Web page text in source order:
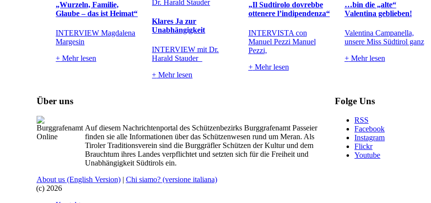
„Wurzeln, Familie,
Glaube – das ist Heimat“
INTERVIEW Magdalena
Margesin
+ Mehr lesen
Klares Ja zur
Unabhängigkeit
INTERVIEW mit Dr.
Harald Stauder
+ Mehr lesen
„Il Sudtirolo dovrebbe
ottenere l’indipendenza“
INTERVISTA con
Manuel Pezzi Manuel
Pezzi,
+Mehr lesen
…bin die „alte“
Valentina geblieben!
Valentina Campanella,
unsere Miss Südtirol ganz
+Mehr lesen
Über uns
Auf diesem Nachrichtenportal des Schützenbezirks Burggrafenamt Passeier
finden sie alle Informationen über das Schützenwesen rund um Meran. Als
Tiroler Traditionsverein sind die Burggräfler Schützen der Kultur und dem
Brauchtum ihres Landes verpflichtet und setzten sich für die Freiheit und
Unabhängigkeit Südtirols ein.
About us (English Version)| Chi siamo? (versione italiana)
Folge Uns
RSS
Facebook
Instagram
Flickr
Youtube
(c) 2026